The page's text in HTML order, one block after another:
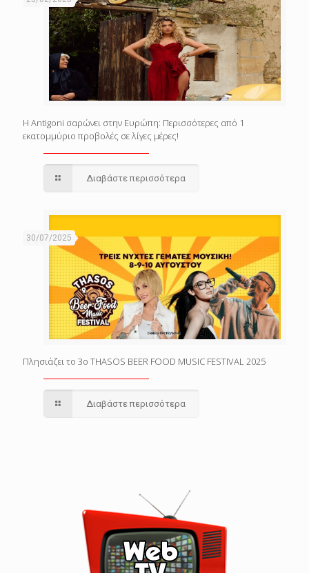
Η Antigoni σαρώνει στην Ευρώπη: Περισσότερες από 1
εκατομμύριο προβολές σε λίγες μέρες!
Διαβάστε περισσότερα
30/07/2025
Πλησιάζει το 3o THASOS BEER FOOD MUSIC FESTIVAL 2025
Διαβάστε περισσότερα